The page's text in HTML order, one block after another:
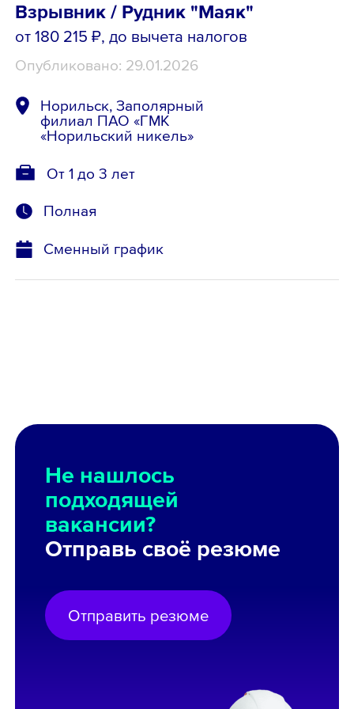
Взрывник / Рудник "Маяк"
от 180 215 ₽, до вычета налогов
Опубликовано: 29.01.2026
Норильск, Заполярный
филиал ПАО «ГМК
«Норильский никель»
От 1 до 3 лет
Полная
Сменный график
Не нашлось
подходящей
вакансии?
Отправь своё резюме
Отправить резюме